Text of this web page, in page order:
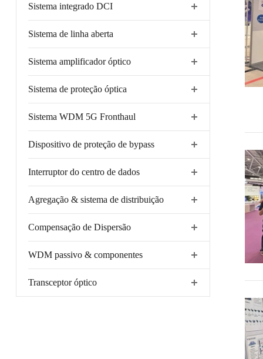
Sistema integrado DCI
Sistema de linha aberta
Sistema amplificador óptico
Sistema de proteção óptica
Sistema WDM 5G Fronthaul
Dispositivo de proteção de bypass
Interruptor do centro de dados
Agregação & sistema de distribuição
Compensação de Dispersão
WDM passivo & componentes
Transceptor óptico